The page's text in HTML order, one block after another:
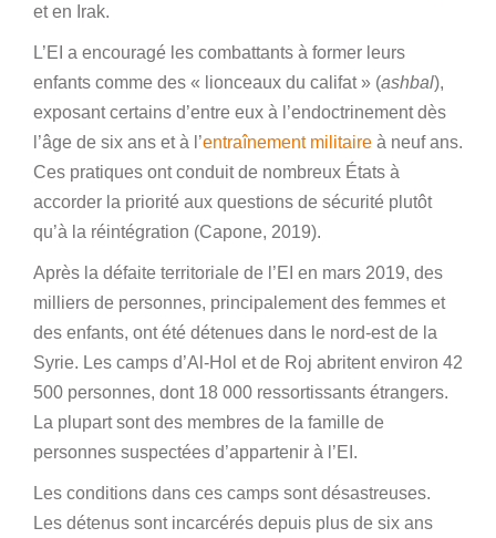
et en Irak.
L’EI a encouragé les combattants à former leurs
enfants comme des « lionceaux du califat » (ashbal),
exposant certains d’entre eux à l’endoctrinement dès
l’âge de six ans et à l’entraînement militaire à neuf ans.
Ces pratiques ont conduit de nombreux États à
accorder la priorité aux questions de sécurité plutôt
qu’à la réintégration (Capone, 2019).
Après la défaite territoriale de l’EI en mars 2019, des
milliers de personnes, principalement des femmes et
des enfants, ont été détenues dans le nord-est de la
Syrie. Les camps d’Al-Hol et de Roj abritent environ 42
500 personnes, dont 18 000 ressortissants étrangers.
La plupart sont des membres de la famille de
personnes suspectées d’appartenir à l’EI.
Les conditions dans ces camps sont désastreuses.
Les détenus sont incarcérés depuis plus de six ans